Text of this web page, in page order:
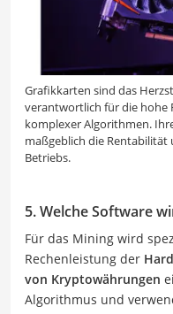
Grafikkarten sind das
verantwortlich für die hohe
komplexer Algorithmen.
maßgeblich die
Betriebs.
5. Welche Software
Für das Mining wird
Rechenleistung der
von Kryptowährungen
Algorithmus und